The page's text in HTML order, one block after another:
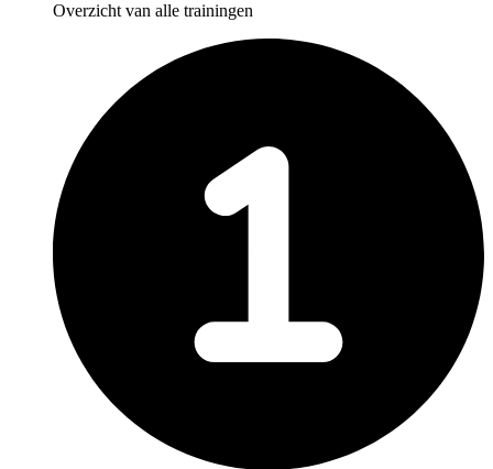
Overzicht van alle trainingen